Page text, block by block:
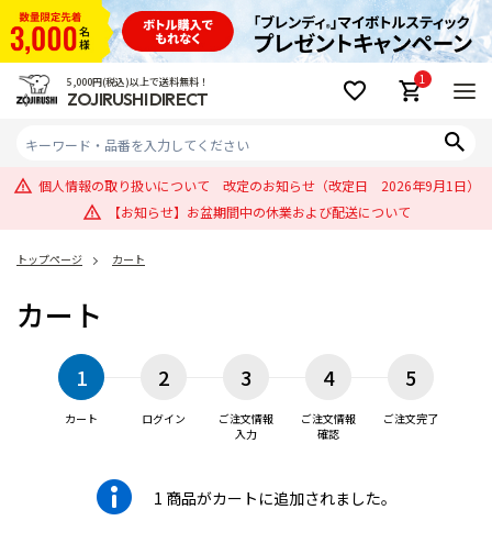
5,000円(税込)以上で送料無料！
ZOJIRUSHI DIRECT
1
個人情報の取り扱いについて 改定のお知らせ（改定日 2026年9月1日）
【お知らせ】お盆期間中の休業および配送について
トップページ カート
カート
1
カート
2
ログイン
3
ご注文情報
入力
4
ご注文情報
確認
5
ご注文完了
1 商品がカートに追加されました。